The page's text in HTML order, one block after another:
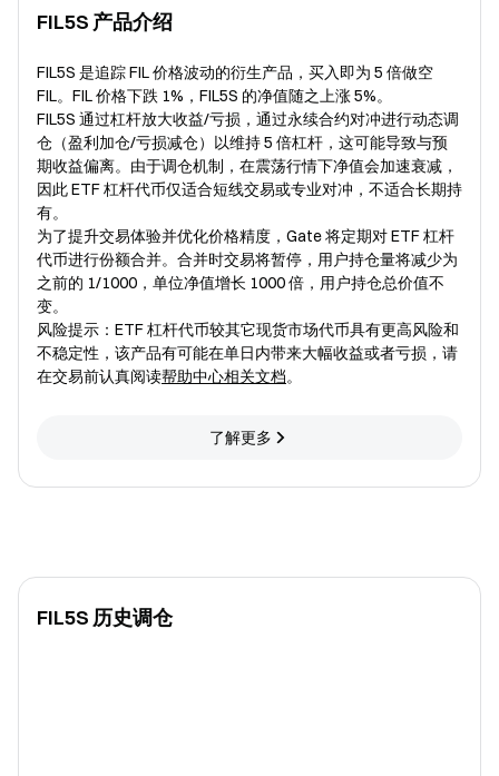
FIL5S 产品介绍
FIL5S 是追踪 FIL 价格波动的衍生产品，买入即为 5 倍做空
FIL。FIL 价格下跌 1%，FIL5S 的净值随之上涨 5%。
FIL5S 通过杠杆放大收益/亏损，通过永续合约对冲进行动态调
仓（盈利加仓/亏损减仓）以维持 5 倍杠杆，这可能导致与预
期收益偏离。由于调仓机制，在震荡行情下净值会加速衰减，
因此 ETF 杠杆代币仅适合短线交易或专业对冲，不适合长期持
有。
为了提升交易体验并优化价格精度，Gate 将定期对 ETF 杠杆
代币进行份额合并。合并时交易将暂停，用户持仓量将减少为
之前的 1/1000，单位净值增长 1000 倍，用户持仓总价值不
变。
风险提示：ETF 杠杆代币较其它现货市场代币具有更高风险和
不稳定性，该产品有可能在单日内带来大幅收益或者亏损，请
在交易前认真阅读帮助中心相关文档。
了解更多
FIL5S 历史调仓